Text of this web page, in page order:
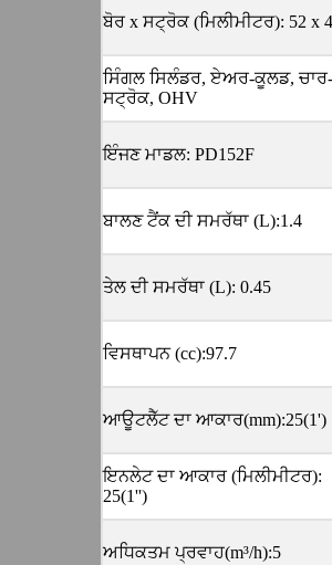
ਬੋਰ x ਸਟ੍ਰੋਕ (ਮਿਲੀਮੀਟਰ): 52 x
ਸਿੰਗਲ ਸਿਲੰਡਰ, ਏਅਰ-ਕੂਲਡ, ਚਾਰ-
ਸਟ੍ਰੋਕ, OHV
ਇੰਜਣ ਮਾਡਲ: PD152F
ਬਾਲਣ ਟੈਂਕ ਦੀ ਸਮਰੱਥਾ (L):1.4
ਤੇਲ ਦੀ ਸਮਰੱਥਾ (L): 0.45
ਵਿਸਥਾਪਨ (cc):97.7
ਆਊਟਲੈੱਟ ਦਾ ਆਕਾਰ(mm):25(1')
ਇਨਲੇਟ ਦਾ ਆਕਾਰ (ਮਿਲੀਮੀਟਰ):
25(1'')
ਅਧਿਕਤਮ ਪ੍ਰਵਾਹ(m³/h):5